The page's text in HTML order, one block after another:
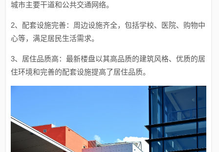
城市主要干道和公共交通网络。
2、配套设施完善：周边设施齐全，包括学校、医院、购物中
心等，满足居民生活需求。
3、居住品质高：最新楼盘以其高品质的建筑风格、优质的居
住环境和完善的配套设施提高了居住品质。